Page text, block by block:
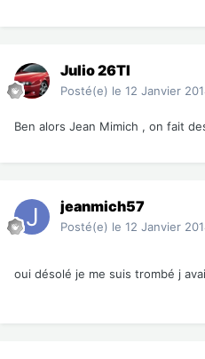
Julio 26TI
Posté(e) le 12 Janvier
Ben alors Jean Mimich , on fait
jeanmich57
Posté(e) le 12 Janvier
oui désolé je me suis trombé j